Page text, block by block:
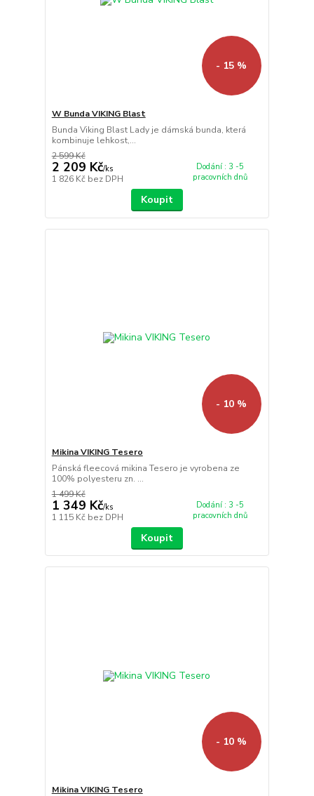
- 15 %
W Bunda VIKING Blast
Bunda Viking Blast Lady je dámská bunda, která
kombinuje lehkost,...
2 599 Kč
2 209 Kč/ks
1 826 Kč bez DPH
Dodání : 3 -5
pracovních dnů
Koupit
- 10 %
Mikina VIKING Tesero
Pánská fleecová mikina Tesero je vyrobena ze
100% polyesteru zn. ...
1 499 Kč
1 349 Kč/ks
1 115 Kč bez DPH
Dodání : 3 -5
pracovních dnů
Koupit
- 10 %
Mikina VIKING Tesero